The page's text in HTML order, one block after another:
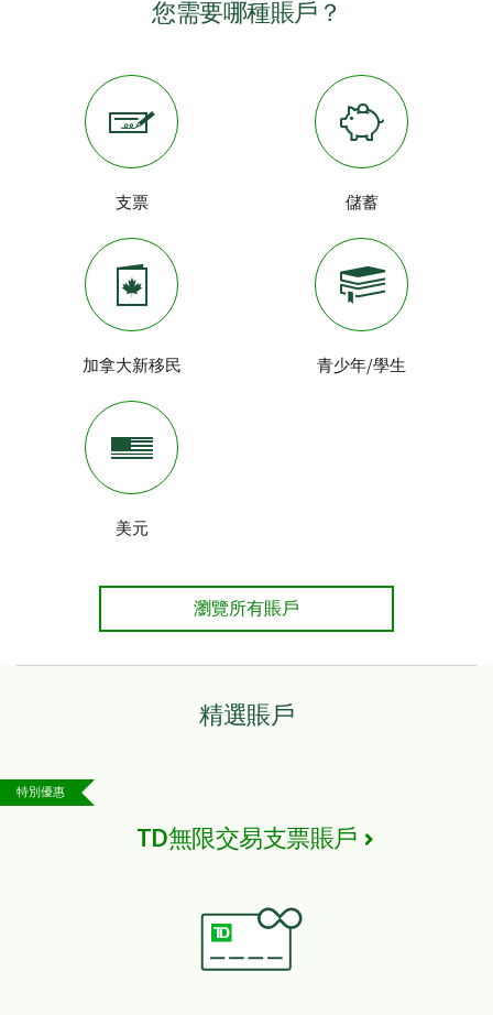
您需要哪種賬戶？
支票 儲蓄
加拿大新移民 青少年/學生
美元
瀏覽所有賬戶
精選賬戶
特別優惠
TD無限交易支票賬戶